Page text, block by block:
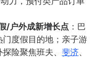
/户外成新增长点 ：巴
度假目的地；亲子游
探险聚焦班夫、 斐济、